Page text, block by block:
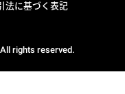
rights reserved.
法に基づく表記